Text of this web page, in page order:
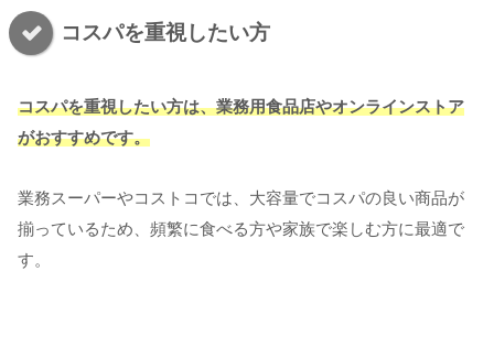
コスパを重視したい方
コスパを重視したい方は、業務用食品店やオンラインストア
がおすすめです。
業務スーパーやコストコでは、大容量でコスパの良い商品が
揃っているため、頻繁に食べる方や家族で楽しむ方に最適で
す。